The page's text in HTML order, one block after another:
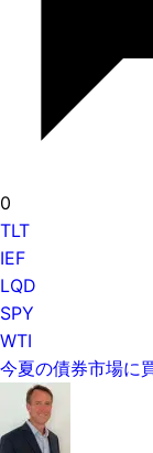
0
TLT
IEF
LQD
SPY
WTI
今夏の債券市場に